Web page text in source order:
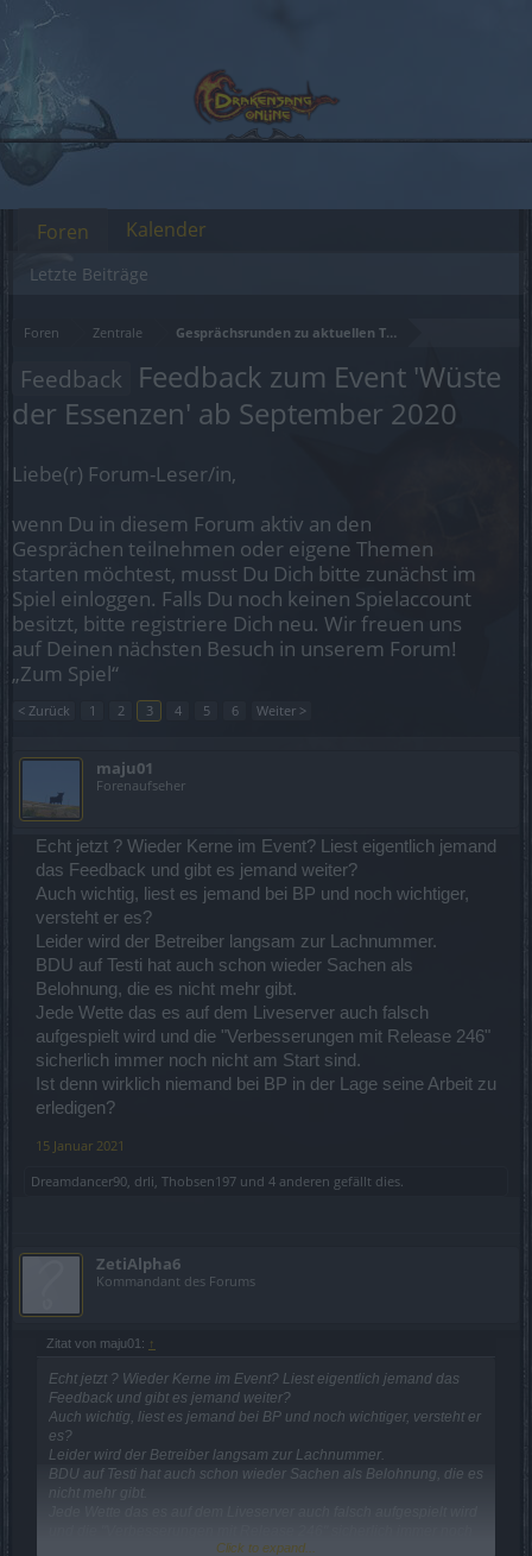
Foren Zentrale Gesprächsrunden zu aktuellen Themen
Feedback Feedback zum Event 'Wüste
der Essenzen' ab September 2020
Liebe(r) Forum-Leser/in,
wenn Du in diesem Forum aktiv an den
Gesprächen teilnehmen oder eigene Themen
starten möchtest, musst Du Dich bitte zunächst im
Spiel einloggen. Falls Du noch keinen Spielaccount
besitzt, bitte registriere Dich neu. Wir freuen uns
auf Deinen nächsten Besuch in unserem Forum!
„Zum Spiel“
< Zurück 1 2 3 4 5 6 Weiter >
maju01
Forenaufseher
Echt jetzt ? Wieder Kerne im Event? Liest eigentlich jemand
das Feedback und gibt es jemand weiter?
Auch wichtig, liest es jemand bei BP und noch wichtiger,
versteht er es?
Leider wird der Betreiber langsam zur Lachnummer.
BDU auf Testi hat auch schon wieder Sachen als
Belohnung, die es nicht mehr gibt.
Jede Wette das es auf dem Liveserver auch falsch
aufgespielt wird und die "Verbesserungen mit Release 246"
sicherlich immer noch nicht am Start sind.
Ist denn wirklich niemand bei BP in der Lage seine Arbeit zu
erledigen?
15 Januar 2021
Dreamdancer90, drli, Thobsen197 und 4 anderen gefällt dies.
ZetiAlpha6
Kommandant des Forums
Zitat von maju01: ↑
Echt jetzt ? Wieder Kerne im Event? Liest eigentlich jemand das
Feedback und gibt es jemand weiter?
Auch wichtig, liest es jemand bei BP und noch wichtiger, versteht er
es?
Leider wird der Betreiber langsam zur Lachnummer.
BDU auf Testi hat auch schon wieder Sachen als Belohnung, die es
nicht mehr gibt.
Click to expand...
Foren
Letzte Beiträge
Kalender